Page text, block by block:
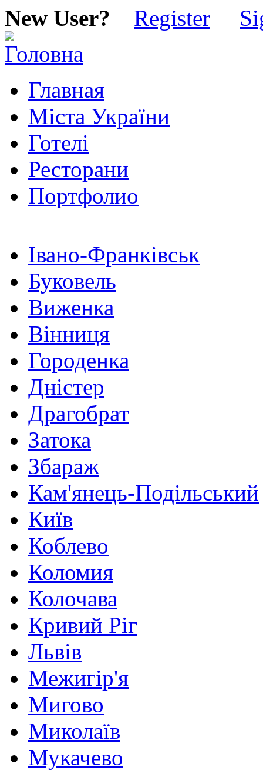
New User? Register
Главная
Міста України
Готелі
Ресторани
Портфолио
Івано-Франківськ
Буковель
Виженка
Вінниця
Городенка
Дністер
Драгобрат
Затока
Збараж
Кам'янець-Подільський
Київ
Коблево
Коломия
Колочава
Кривий Ріг
Львів
Межигір'я
Мигово
Миколаїв
Мукачево